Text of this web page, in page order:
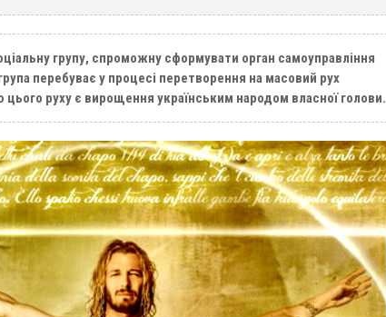
групу, спроможну сформувати орган самоуправління
перебуває у процесі перетворення на масовий рух
руху є вирощення українським народом власної голови.